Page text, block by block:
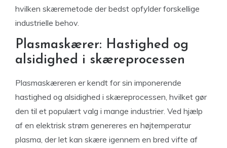
hvilken skæremetode der bedst opfylder forskellige
industrielle behov.
Plasmaskærer: Hastighed og
alsidighed i skæreprocessen
Plasmaskæreren er kendt for sin imponerende
hastighed og alsidighed i skæreprocessen, hvilket gør
den til et populært valg i mange industrier. Ved hjælp
af en elektrisk strøm genereres en højtemperatur
plasma, der let kan skære igennem en bred vifte af